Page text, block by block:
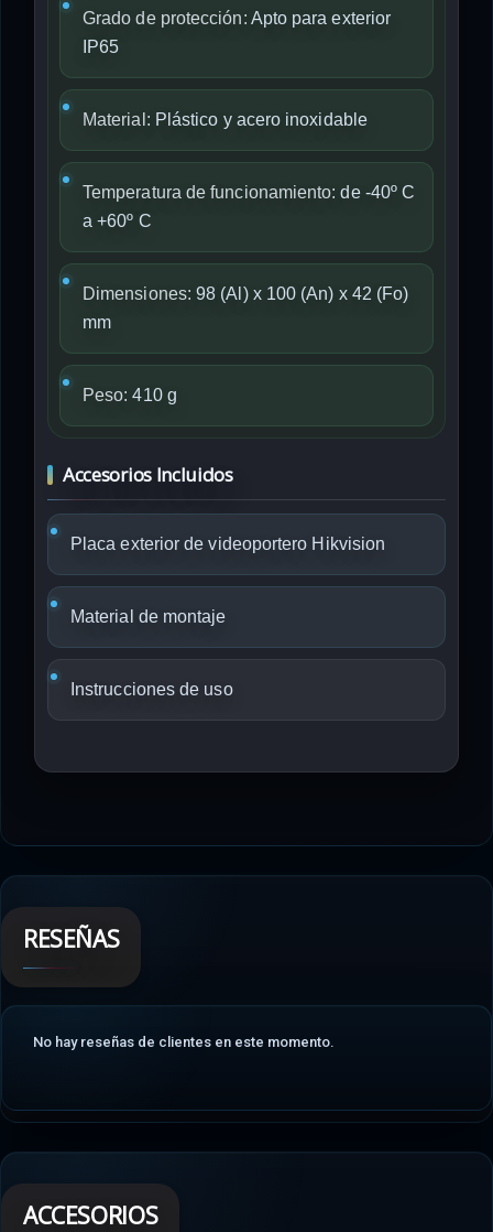
Grado de protección: Apto para exterior
IP65
Material: Plástico y acero inoxidable
Temperatura de funcionamiento: de -40º C
a +60º C
Dimensiones: 98 (Al) x 100 (An) x 42 (Fo)
mm
Peso: 410 g
Accesorios Incluidos
Placa exterior de videoportero Hikvision
Material de montaje
Instrucciones de uso
RESEÑAS
No hay reseñas de clientes en este momento.
ACCESORIOS